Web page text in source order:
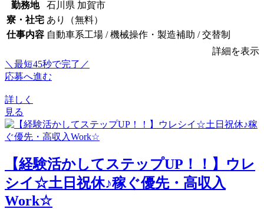
勤務地
石川県 加賀市
寮・社宅 あり（無料）
仕事内容 自動車系工場 / 機械操作・製造補助 / 交替制
詳細を表示
＼最短45秒で完了／
応募へ進む
詳しく
見る
【経験活かしてステップUP！！】ウレ
シイ☆土日祝休♪稼ぐ優先・高収入
Work☆